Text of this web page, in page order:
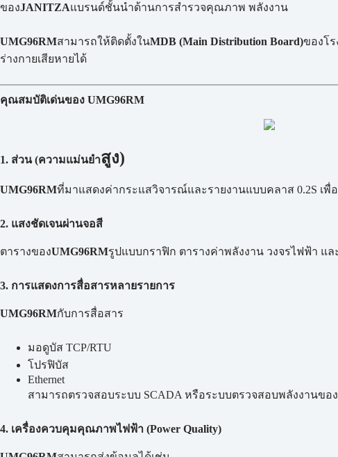
ของJANITZAแบรนด์ชั้นนำด้านการสำรวจคุณภาพ พลังงาน
UMG96RMสามารถให้ติดตั้งในMDB (Main Distribution Board)ของโ
ร่างกายเสียหายได้
คุณสมบัติเด่นของ UMG96RM
1. ส่วน (ความแม่นยำสูง)
UMG96RMที่มาแสดงค่ากระแสวิจารณ์และรายงานแบบคลาส 0.2S เ
2. แสงชัดเจนผ่านจอสี
ตารางของUMG96RMรูปแบบกราฟิก ตารางค่าพลังงาน วงจรไฟฟ้า
3. การแสดงการสื่อสารหลายรายการ
UMG96RMกับการสื่อสาร
มอดูบัส TCP/RTU
โปรฟิบัส
Ethernet
สามารถตรวจสอบระบบ SCADA หรือระบบตรวจสอบพลังงานขอ
4. เครื่องควบคุมคุณภาพไฟฟ้า (Power Quality)